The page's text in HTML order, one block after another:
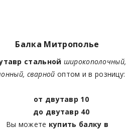
Балка Митрополье
стальной широкополочный,
сварной оптом и в розницу:
от двутавр 10
до двутавр 40
Вы можете купить балку в